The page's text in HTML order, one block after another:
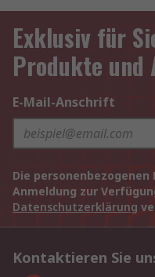
Exklusiv für
Produkte und
E-Mail-Anschrift
Die personenbezogenen
Anmeldung zur
Datenschutzerklärung
Kontaktieren Sie